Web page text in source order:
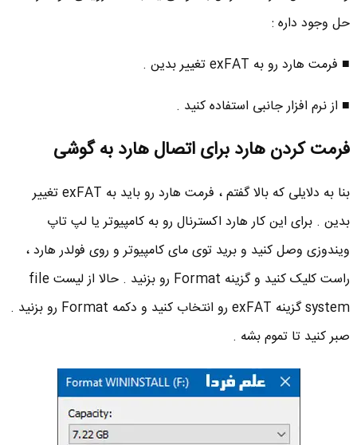
حل وجود داره :
■ فرمت هارد رو به exFAT تغییر بدین .
■ از نرم افزار جانبی استفاده کنید .
فرمت کردن هارد برای اتصال هارد به گوشی
بنا به دلایلی که بالا گفتم ، فرمت هارد رو باید به exFAT تغییر
بدین . برای این کار هارد اکسترنال رو به کامپیوتر یا لپ تاپ
ویندوزی وصل کنید و برید توی مای کامپیوتر و روی فولدر هارد ،
راست کلیک کنید و گزینه Format رو بزنید . حالا از لیست file
system گزینه exFAT رو انتخاب کنید و دکمه Format رو بزنید .
صبر کنید تا تموم بشه .